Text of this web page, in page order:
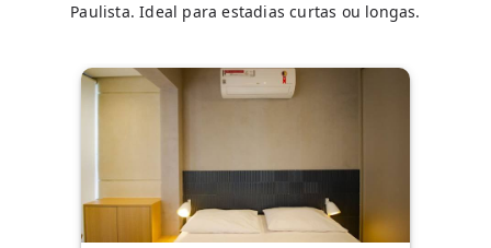
Paulista. Ideal para estadias curtas ou longas.